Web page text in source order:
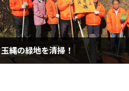
玉縄の緑地を清掃！